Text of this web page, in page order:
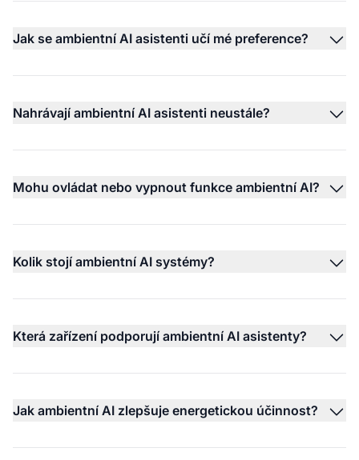
Jak se ambientní AI asistenti učí mé preference?
Nahrávají ambientní AI asistenti neustále?
Mohu ovládat nebo vypnout funkce ambientní AI?
Kolik stojí ambientní AI systémy?
Která zařízení podporují ambientní AI asistenty?
Jak ambientní AI zlepšuje energetickou účinnost?